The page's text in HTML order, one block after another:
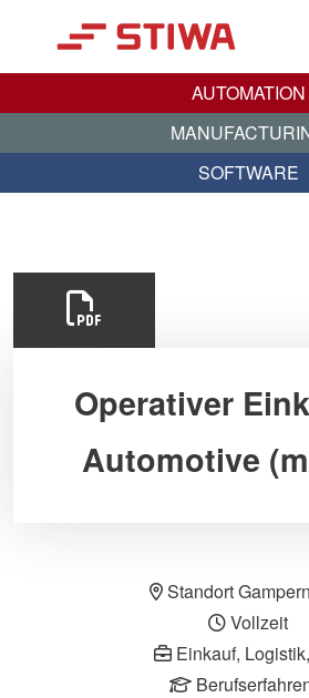
AUTOMATION
SOFTWARE
Operativer
Automotive
Standort
Vollzeit
Einkauf,